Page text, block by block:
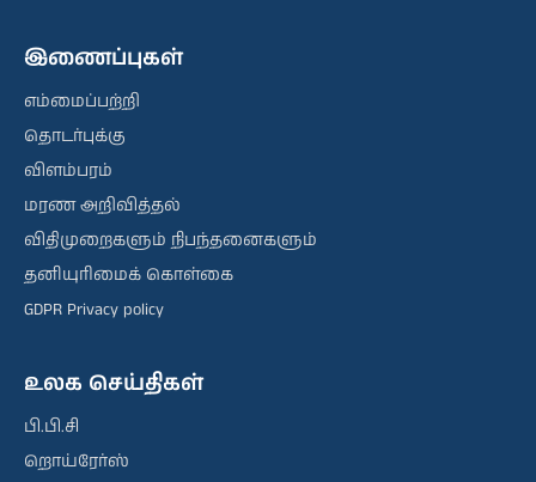
இணைப்புகள்
எம்மைப்பற்றி
தொடர்புக்கு
விளம்பரம்
மரண அறிவித்தல்
விதிமுறைகளும் நிபந்தனைகளும்
தனியுரிமைக் கொள்கை
GDPR Privacy policy
உலக செய்திகள்
பி.பி.சி
றொய்ரேர்ஸ்